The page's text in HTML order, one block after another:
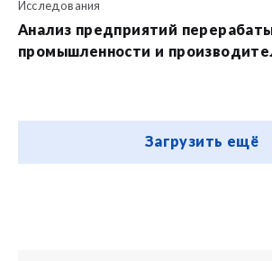
Исследования
Анализ предприятий
промышленности и
Загрузить ещё